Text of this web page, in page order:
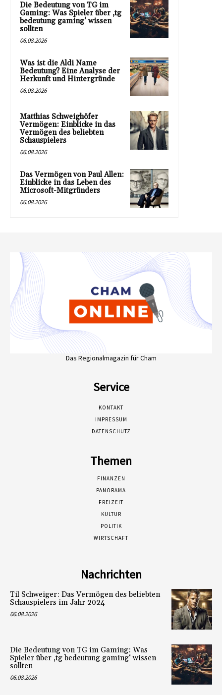
Die Bedeutung von TG im
Gaming: Was Spieler über ‚tg
bedeutung gaming‘ wissen
sollten
06.08.2026
Was ist die Aldi Name
Bedeutung? Eine Analyse der
Herkunft und Hintergründe
06.08.2026
Matthias Schweighöfer
Vermögen: Einblicke in das
Vermögen des beliebten
Schauspielers
06.08.2026
Das Vermögen von Paul Allen:
Einblicke in das Leben des
Microsoft-Mitgründers
06.08.2026
Das Regionalmagazin für Cham
Service
KONTAKT
IMPRESSUM
DATENSCHUTZ
Themen
FINANZEN
PANORAMA
FREIZEIT
KULTUR
POLITIK
WIRTSCHAFT
Nachrichten
Til Schweiger: Das Vermögen des beliebten
Schauspielers im Jahr 2024
06.08.2026
Die Bedeutung von TG im Gaming: Was
Spieler über ‚tg bedeutung gaming‘ wissen
sollten
06.08.2026